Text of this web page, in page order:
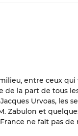
entre ceux
de la part de tous
Urvoas, les
Zabulon et
ne fait pas de